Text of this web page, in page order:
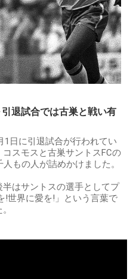
退試合では古巣と戦い有
1日に引退試合が行われてい
スモスと古巣サントスFCの
もの人が詰めかけました。
はサントスの選手としてプ
!世界に愛を!」という言葉で